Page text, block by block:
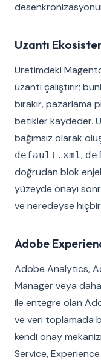
Uzantı
Üretimdeki
uzantı çalıştırır;
bırakır, pazarlama
betikler kaydeder.
bağımsız olarak
default.xml,
doğrudan blok
yüzeyde onayı
ve neredeyse hiçbir
Adobe
Adobe Analytics,
Manager veya
ile entegre olan
ve veri toplamada
kendi onay
Service,